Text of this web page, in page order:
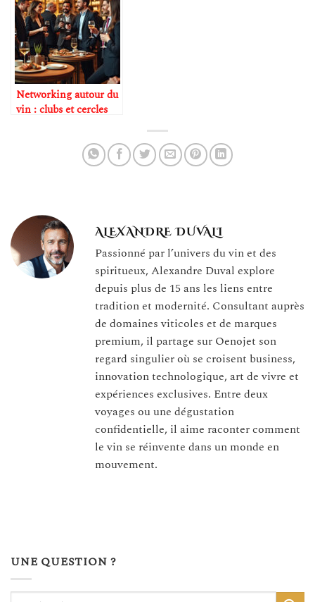
Networking autour du
vin : clubs et cercles
ALEXANDRE DUVALI
Passionné par l’univers du vin et des
spiritueux, Alexandre Duval explore
depuis plus de 15 ans les liens entre
tradition et modernité. Consultant auprès
de domaines viticoles et de marques
premium, il partage sur Oenojet son
regard singulier où se croisent business,
innovation technologique, art de vivre et
expériences exclusives. Entre deux
voyages ou une dégustation
confidentielle, il aime raconter comment
le vin se réinvente dans un monde en
mouvement.
UNE QUESTION ?